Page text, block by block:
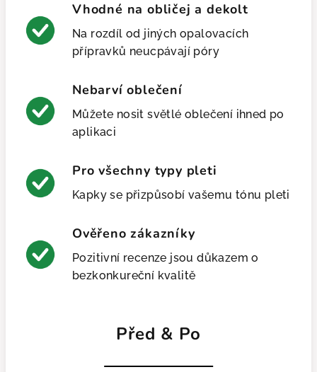
Vhodné na obličej a dekolt
Na rozdíl od jiných opalovacích
přípravků neucpávají póry
Nebarví oblečení
Můžete nosit světlé oblečení ihned po
aplikaci
Pro všechny typy pleti
Kapky se přizpůsobí vašemu tónu pleti
Ověřeno zákazníky
Pozitivní recenze jsou důkazem o
bezkonkureční kvalitě
Před & Po